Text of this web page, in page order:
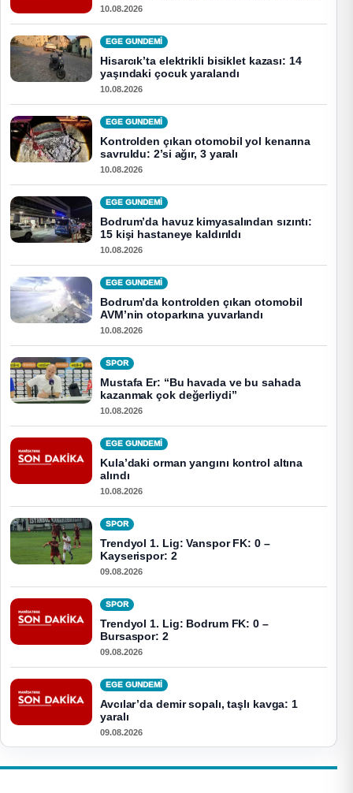
10.08.2026
EGE GUNDEMİ
Hisarcık’ta elektrikli bisiklet kazası: 14
yaşındaki çocuk yaralandı
10.08.2026
EGE GUNDEMİ
Kontrolden çıkan otomobil yol kenarına
savruldu: 2’si ağır, 3 yaralı
10.08.2026
EGE GUNDEMİ
Bodrum’da havuz kimyasalından sızıntı:
15 kişi hastaneye kaldırıldı
10.08.2026
EGE GUNDEMİ
Bodrum’da kontrolden çıkan otomobil
AVM’nin otoparkına yuvarlandı
10.08.2026
SPOR
Mustafa Er: “Bu havada ve bu sahada
kazanmak çok değerliydi”
10.08.2026
EGE GUNDEMİ
Kula’daki orman yangını kontrol altına
alındı
10.08.2026
SPOR
Trendyol 1. Lig: Vanspor FK: 0 –
Kayserispor: 2
09.08.2026
SPOR
Trendyol 1. Lig: Bodrum FK: 0 –
Bursaspor: 2
09.08.2026
EGE GUNDEMİ
Avcılar’da demir sopalı, taşlı kavga: 1
yaralı
09.08.2026